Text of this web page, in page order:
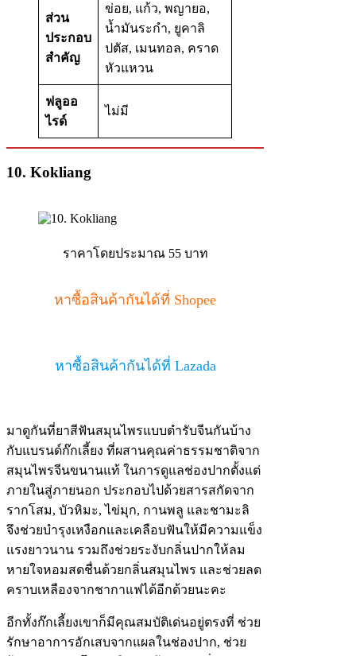
ส่วน
ประกอบ
สำคัญ
ข่อย, แก้ว, พญายอ,
น้ำมันระกำ, ยูคาลิ
ปตัส, เมนทอล, คราด
หัวแหวน
ฟลูออ
ไรด์
ไม่มี
10. Kokliang
ราคาโดยประมาณ 55 บาท
หาซื้อสินค้ากันได้ที่ Shopee
หาซื้อสินค้ากันได้ที่ Lazada
มาดูกันที่ยาสีฟันสมุนไพรแบบตำรับจีนกันบ้าง
กับแบรนด์ก๊กเลี้ยง ที่ผสานคุณค่าธรรมชาติจาก
สมุนไพรจีนขนานแท้ ในการดูแลช่องปากตั้งแต่
ภายในสู่ภายนอก ประกอบไปด้วยสารสกัดจาก
รากโสม, บัวหิมะ, ไข่มุก, กานพลู และชามะลิ
จึงช่วยบำรุงเหงือกและเคลือบฟันให้มีความแข็ง
แรงยาวนาน รวมถึงช่วยระงับกลิ่นปากให้ลม
หายใจหอมสดชื่นด้วยกลิ่นสมุนไพร และช่วยลด
คราบเหลืองจากชากาแฟได้อีกด้วยนะคะ
อีกทั้งก๊กเลี้ยงเขาก็มีคุณสมบัติเด่นอยู่ตรงที่ ช่วย
รักษาอาการอักเสบจากแผลในช่องปาก, ช่วย